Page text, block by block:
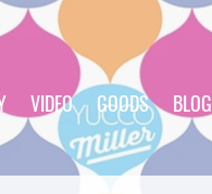
VIDEO GOODS BLOG